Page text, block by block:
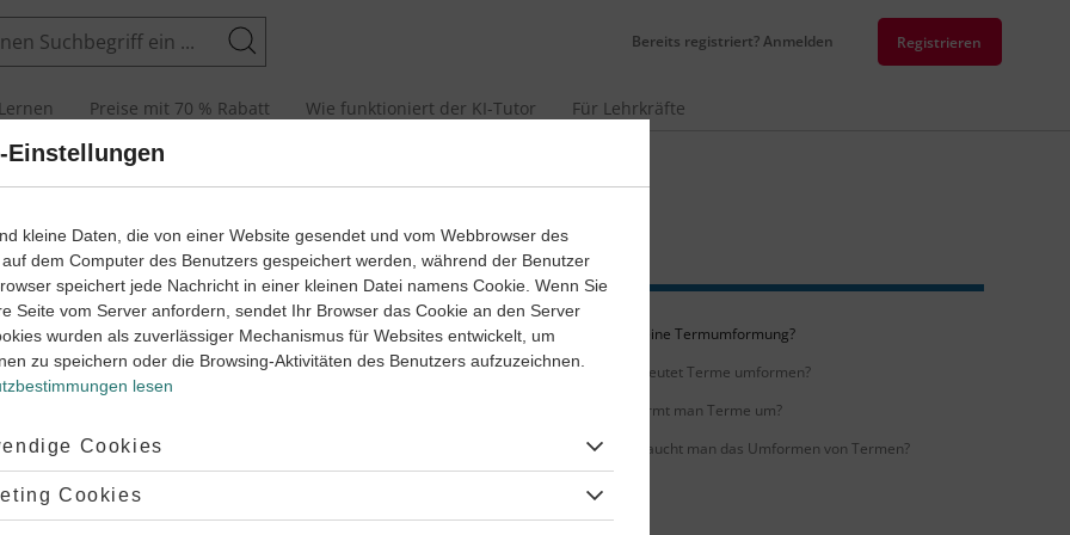
Bereits registriert? Anmelden Registrieren
Suchen
Preise mit 70 % Rabatt Wie funktioniert der KI-Tutor Für Lehrkräfte
Terme umformen
Was ist eine Termumformung?
Was bedeutet Terme umformen?
Wann formt man Terme um?
Wozu braucht man das Umformen von Termen?
Termumformung?
ist die Umstellung eines mathematischen Terms,
das Ergebnis zu beeinflussen.
es verschiedene Regeln, die beachtet werden müssen. Eine
ist beispielsweise die Anwendung einer
Formel:
Einstellungen
kleine Daten, die von einer Website gesendet und vom Webbrowser des
dem Computer des Benutzers gespeichert werden, während der Benutzer
speichert jede Nachricht in einer kleinen Datei namens Cookie. Wenn Sie
Seite vom Server anfordern, sendet Ihr Browser das Cookie an den Server
wurden als zuverlässiger Mechanismus für Websites entwickelt, um
zu speichern oder die Browsing-Aktivitäten des Benutzers aufzuzeichnen.
lesen
Cookies
Cookies